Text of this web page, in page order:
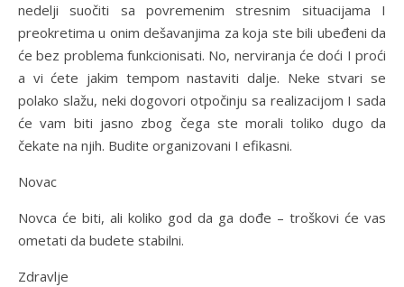
nedelji suočiti sa povremenim stresnim situacijama I
preokretima u onim dešavanjima za koja ste bili ubeđeni da
će bez problema funkcionisati. No, nerviranja će doći I proći
a vi ćete jakim tempom nastaviti dalje. Neke stvari se
polako slažu, neki dogovori otpočinju sa realizacijom I sada
će vam biti jasno zbog čega ste morali toliko dugo da
čekate na njih. Budite organizovani I efikasni.
Novac
Novca će biti, ali koliko god da ga dođe – troškovi će vas
ometati da budete stabilni.
Zdravlje